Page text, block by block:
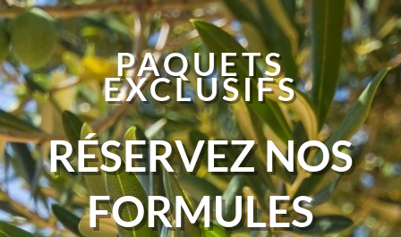
PAQUETS
EXCLUSIFS
RÉSERVEZ NOS
FORMULES